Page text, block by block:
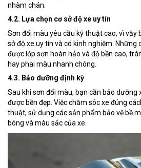
nhàm chán.
4.2. Lựa chọn cơ sở độ xe uy tín
Sơn đổi màu yêu cầu kỹ thuật cao, vì vậy
sở độ xe uy tín và có kinh nghiệm. Những
được lớp sơn hoàn hảo và độ bền cao,
hay phai màu nhanh chóng.
4.3. Bảo dưỡng định kỳ
Sau khi sơn đổi màu, bạn cần bảo dưỡng
được bền đẹp. Việc chăm sóc xe đúng
thuật, sử dụng các sản phẩm bảo vệ bề
bóng và màu sắc của xe.